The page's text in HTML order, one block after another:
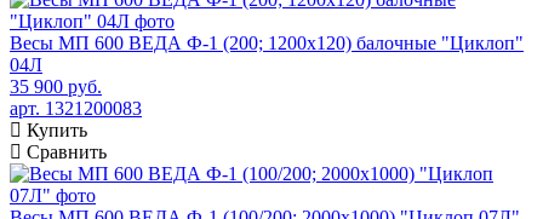
Весы МП 600 ВЕДА Ф-1 (200; 1200х120) балочные "Циклоп"
04Л
35 900 руб.
арт. 1321200083
Купить
Сравнить